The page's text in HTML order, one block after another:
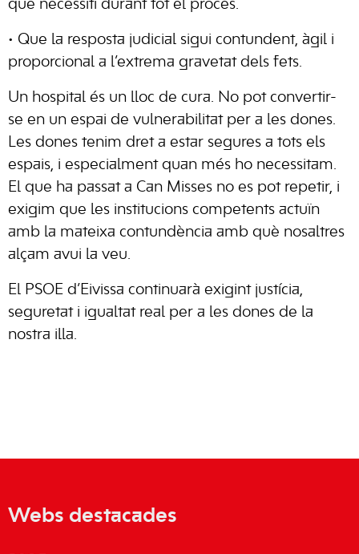
que necessiti durant tot el procés.
• Que la resposta judicial sigui contundent, àgil i
proporcional a l’extrema gravetat dels fets.
Un hospital és un lloc de cura. No pot convertir-
se en un espai de vulnerabilitat per a les dones.
Les dones tenim dret a estar segures a tots els
espais, i especialment quan més ho necessitam.
El que ha passat a Can Misses no es pot repetir, i
exigim que les institucions competents actuïn
amb la mateixa contundència amb què nosaltres
alçam avui la veu.
El PSOE d’Eivissa continuarà exigint justícia,
seguretat i igualtat real per a les dones de la
nostra illa.
Webs destacades